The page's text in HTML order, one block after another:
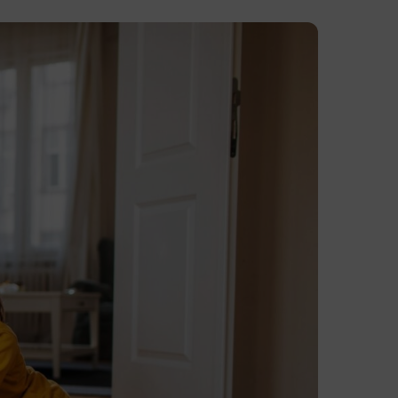
Planning d’Avantio
in online